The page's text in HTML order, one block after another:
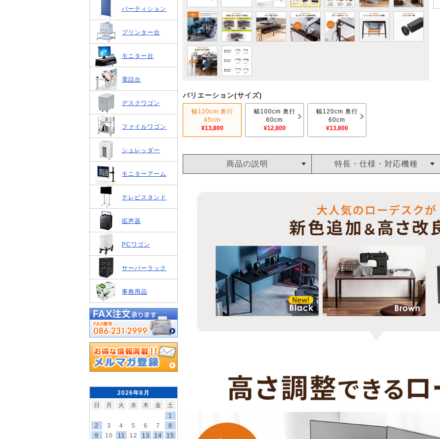
パーティション
プリンター台
モニター台
電話台
デスクワゴン
ファイルワゴン
シュレッダー
モニターアーム
テレビスタンド
拡声器
PCワゴン
サーバーラック
事務用品
2026年8月
日
月 火 水 木 金
土
1
2
3 4 5 6 7
8
9
10 11 12 13 14
15
バリエーション(サイズ)
幅120cm 奥行
45cm
¥13,800
幅100cm 奥行
60cm
¥12,800
幅120cm 奥行
60cm
¥13,800
商品の説明 特長・仕様・対応機種